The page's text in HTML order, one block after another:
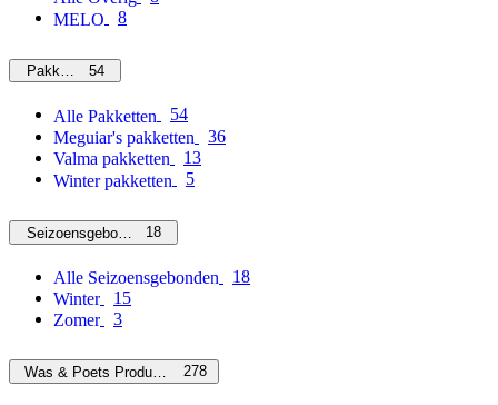
MELO
8
Pakketten54
Alle Pakketten
54
Meguiar's pakketten
36
Valma pakketten
13
Winter pakketten
5
Seizoensgebonden18
Alle Seizoensgebonden
18
Winter
15
Zomer
3
Was & Poets Producten 278